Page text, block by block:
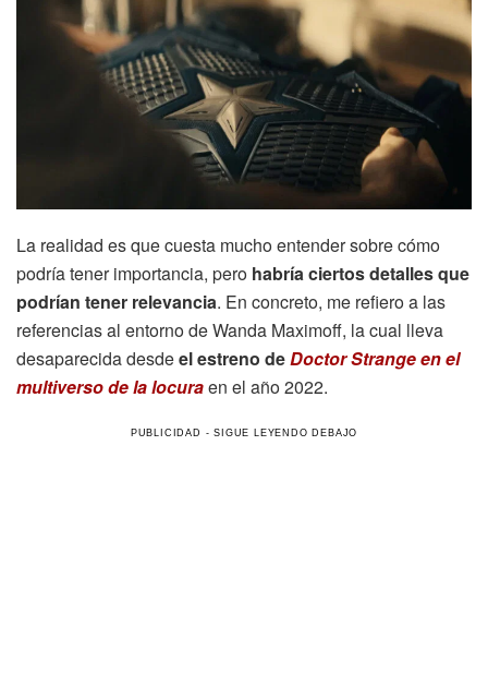
La realidad es que cuesta mucho entender sobre cómo
podría tener importancia, pero habría ciertos detalles que
podrían tener relevancia. En concreto, me refiero a las
referencias al entorno de Wanda Maximoff, la cual lleva
desaparecida desdeel estreno deDoctor Strange en el
multiverso de la locuraen el año 2022.